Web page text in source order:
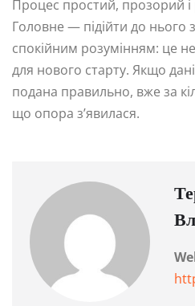
Процес простий, прозорий
Головне — підійти до нього
спокійним розумінням: це
для нового старту. Якщо
подана правильно, вже за
що опора з’явилася.